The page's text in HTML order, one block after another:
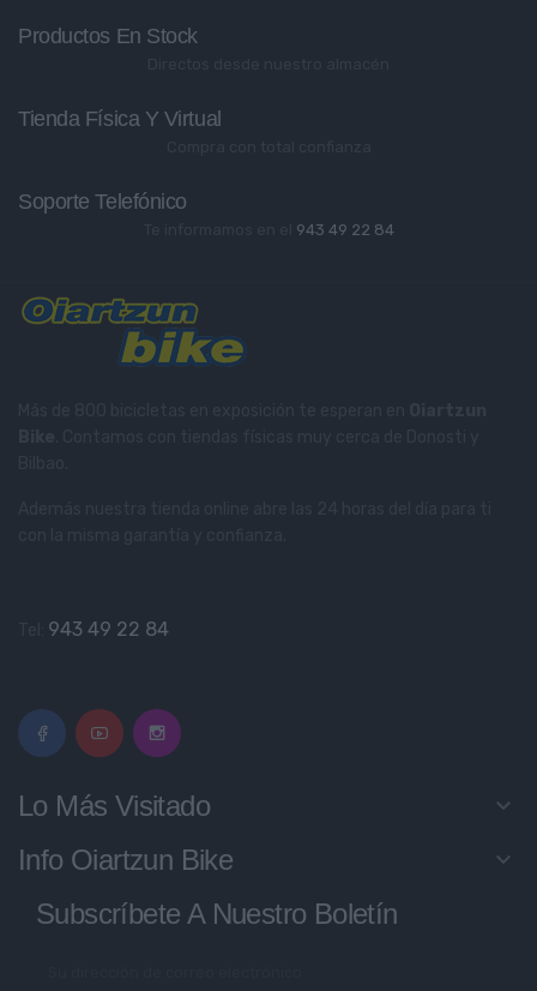
Productos En Stock
Tienda Física Y Virtual
Soporte Telefónico
943 49 22 84
943 49 22 84
Lo Más Visitado keyboard_arrow_down
Info Oiartzun Bike keyboard_arrow_down
Subscríbete A Nuestro Boletín